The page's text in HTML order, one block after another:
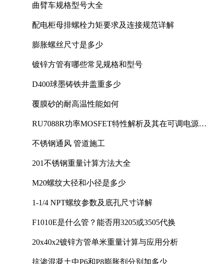
曲臂车规格型号大全
配电柜母排螺栓力矩要求及连接规范详解
膨胀螺丝尺寸是多少
镀锌方管有哪些常见规格和型号
D400球墨铸铁井盖重多少
覆膜砂的耐高温性能如何
RU7088R功率MOSFET特性解析及其在可调电源设
不锈钢通风 管道施工
201不锈钢重量计算方法大全
M20螺纹大径和小径是多少
1-1/4 NPT螺纹参数及底孔尺寸详解
F1010E是什么管？能否用3205或3505代换
20x40x2镀锌方管单米重量计算与应用分析
抗渗混凝土中P6和P8膨胀剂分别加多少